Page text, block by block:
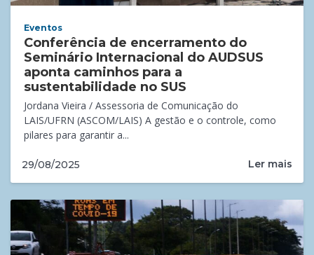
Eventos
Conferência de encerramento do
Seminário Internacional do AUDSUS
aponta caminhos para a
sustentabilidade no SUS
Jordana Vieira / Assessoria de Comunicação do
LAIS/UFRN (ASCOM/LAIS) A gestão e o controle, como
pilares para garantir a...
29/08/2025 Ler mais